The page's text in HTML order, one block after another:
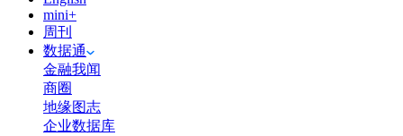
mini+
周刊
数据通
金融我闻
商圈
地缘图志
企业数据库